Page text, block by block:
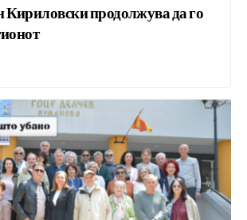
продолжува да го